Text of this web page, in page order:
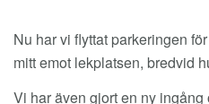
Nu har vi flyttat parkeringen
mitt emot lekplatsen, bredvid
Vi har även gjort en ny